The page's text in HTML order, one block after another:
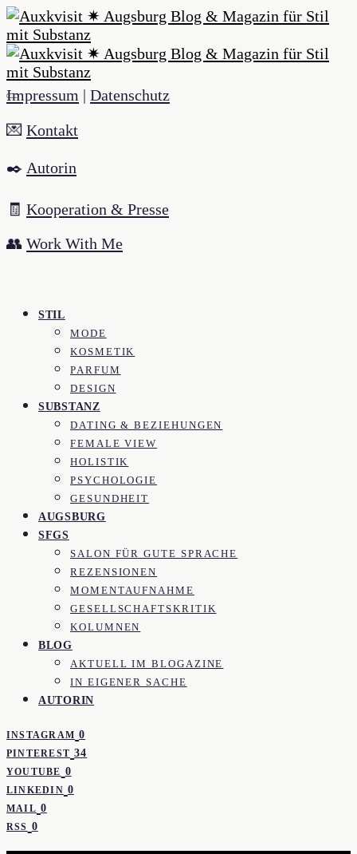
Impressum | Datenschutz
💌 Kontakt
✒️ Autorin
🧾 Kooperation & Presse
👥 Work With Me
STIL
MODE
KOSMETIK
PARFUM
DESIGN
SUBSTANZ
DATING & BEZIEHUNGEN
FEMALE VIEW
HOLISTIK
PSYCHOLOGIE
GESUNDHEIT
AUGSBURG
SFGS
SALON FÜR GUTE SPRACHE
REZENSIONEN
MOMENTAUFNAHME
GESELLSCHAFTSKRITIK
KOLUMNEN
BLOG
AKTUELL IM BLOGAZINE
IN EIGENER SACHE
AUTORIN
INSTAGRAM 0
PINTEREST 34
YOUTUBE 0
LINKEDIN 0
MAIL 0
RSS 0